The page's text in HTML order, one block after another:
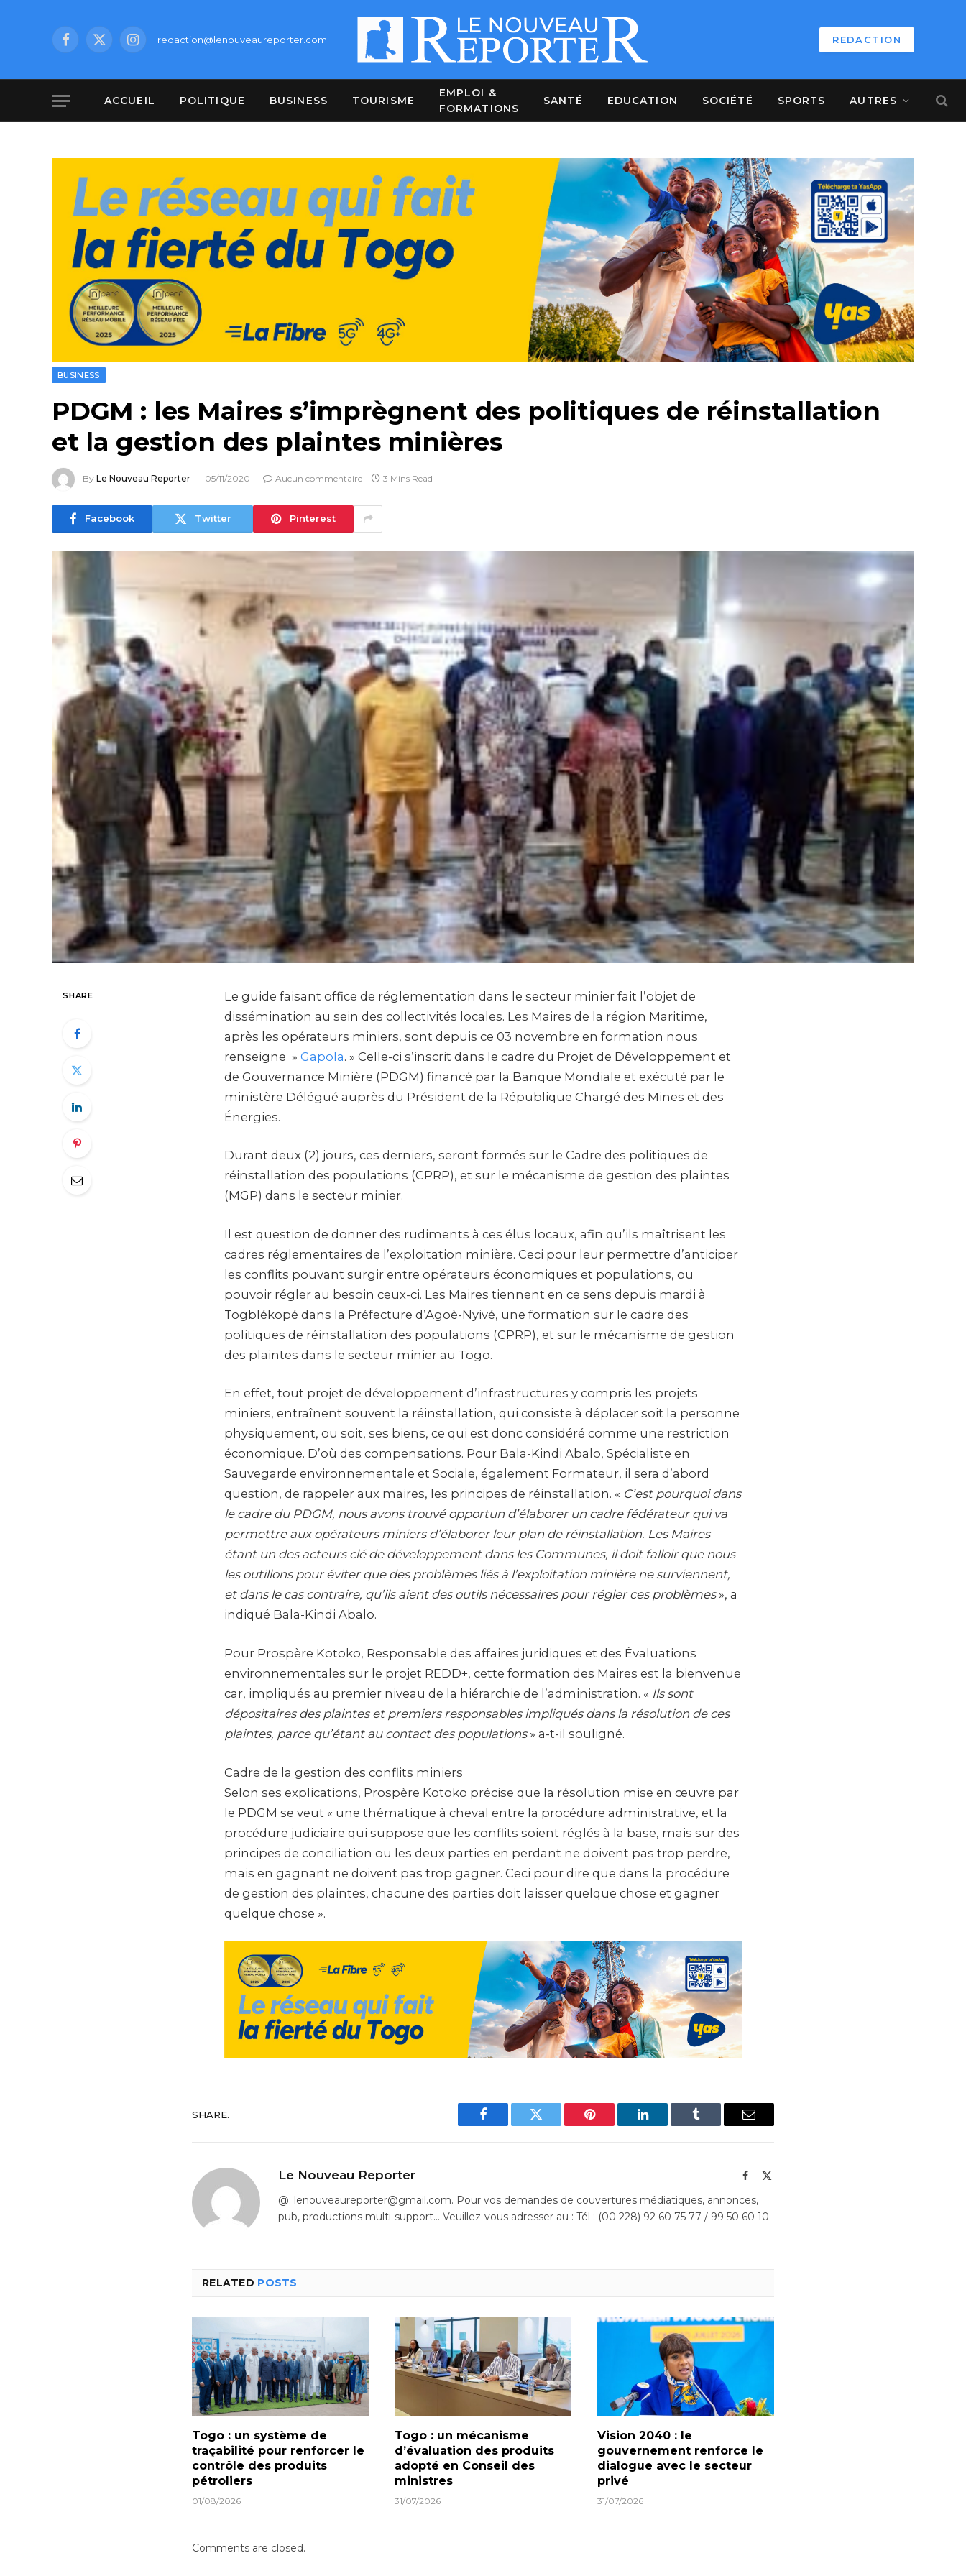
Facebook
X
Instagramredaction@lenouveaureporter.com REDACTION
ACCUEIL POLITIQUE BUSINESS TOURISME
EMPLOI &
FORMATIONS
SANTÉ EDUCATION SOCIÉTÉ SPORTS AUTRES
BUSINESS
PDGM : les Maires s’imprègnent des politiques de réinstallation
et la gestion des plaintes minières
By Le Nouveau Reporter 05/11/2020 Aucun commentaire 3 Mins Read
Facebook Twitter Pinterest
SHARE
Le guide faisant office de réglementation dans le secteur minier fait l’objet de
dissémination au sein des collectivités locales. Les Maires de la région Maritime,
après les opérateurs miniers, sont depuis ce 03 novembre en formation nous
renseigne » Gapola. » Celle-ci s’inscrit dans le cadre du Projet de Développement et
de Gouvernance Minière (PDGM) financé par la Banque Mondiale et exécuté par le
ministère Délégué auprès du Président de la République Chargé des Mines et des
Énergies.
Durant deux (2) jours, ces derniers, seront formés sur le Cadre des politiques de
réinstallation des populations (CPRP), et sur le mécanisme de gestion des plaintes
(MGP) dans le secteur minier.
Il est question de donner des rudiments à ces élus locaux, afin qu’ils maîtrisent les
cadres réglementaires de l’exploitation minière. Ceci pour leur permettre d’anticiper
les conflits pouvant surgir entre opérateurs économiques et populations, ou
pouvoir régler au besoin ceux-ci. Les Maires tiennent en ce sens depuis mardi à
Togblékopé dans la Préfecture d’Agoè-Nyivé, une formation sur le cadre des
politiques de réinstallation des populations (CPRP), et sur le mécanisme de gestion
des plaintes dans le secteur minier au Togo.
En effet, tout projet de développement d’infrastructures y compris les projets
miniers, entraînent souvent la réinstallation, qui consiste à déplacer soit la personne
physiquement, ou soit, ses biens, ce qui est donc considéré comme une restriction
économique. D’où des compensations. Pour Bala-Kindi Abalo, Spécialiste en
Sauvegarde environnementale et Sociale, également Formateur, il sera d’abord
question, de rappeler aux maires, les principes de réinstallation. « C’est pourquoi dans
le cadre du PDGM, nous avons trouvé opportun d’élaborer un cadre fédérateur qui va
permettre aux opérateurs miniers d’élaborer leur plan de réinstallation. Les Maires
étant un des acteurs clé de développement dans les Communes, il doit falloir que nous
les outillons pour éviter que des problèmes liés à l’exploitation minière ne surviennent,
et dans le cas contraire, qu’ils aient des outils nécessaires pour régler ces problèmes», a
indiqué Bala-Kindi Abalo.
Pour Prospère Kotoko, Responsable des affaires juridiques et des Évaluations
environnementales sur le projet REDD+, cette formation des Maires est la bienvenue
car, impliqués au premier niveau de la hiérarchie de l’administration. « Ils sont
dépositaires des plaintes et premiers responsables impliqués dans la résolution de ces
plaintes, parce qu’étant au contact des populations» a-t-il souligné.
Cadre de la gestion des conflits miniers
Selon ses explications, Prospère Kotoko précise que la résolution mise en œuvre par
le PDGM se veut « une thématique à cheval entre la procédure administrative, et la
procédure judiciaire qui suppose que les conflits soient réglés à la base, mais sur des
principes de conciliation ou les deux parties en perdant ne doivent pas trop perdre,
mais en gagnant ne doivent pas trop gagner. Ceci pour dire que dans la procédure
de gestion des plaintes, chacune des parties doit laisser quelque chose et gagner
quelque chose ».
SHARE.
Facebook Twitter Pinterest LinkedIn Tumblr Email
Le Nouveau Reporter Facebook
@: lenouveaureporter@gmail.com. Pour vos demandes de couvertures médiatiques, annonces,
pub, productions multi-support… Veuillez-vous adresser au : Tél : (00 228) 92 60 75 77 / 99 50 60 10
RELATED POSTS
Togo : un système de
traçabilité pour renforcer le
contrôle des produits
pétroliers
01/08/2026
Togo : un mécanisme
d’évaluation des produits
adopté en Conseil des
ministres
31/07/2026
Vision 2040 : le
gouvernement renforce le
dialogue avec le secteur
privé
31/07/2026
Comments are closed.